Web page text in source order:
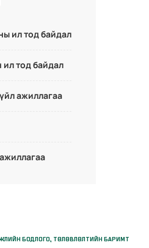
ил тод байдал
тод байдал
ажиллагаа
БОДЛОГО, ТӨЛӨВЛӨЛТИЙН БАРИМТ